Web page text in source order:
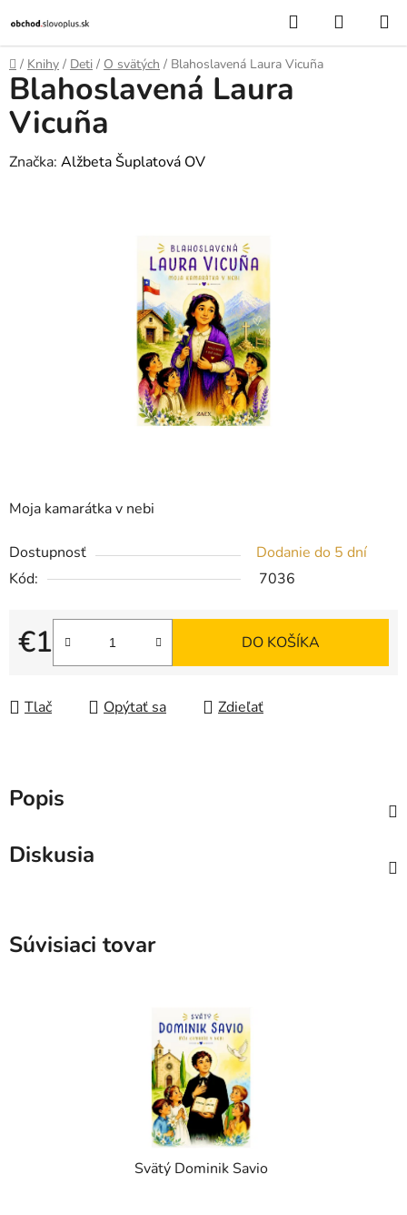
na
obsah
Hľadať
KOŠÍK
Domov
/ Knihy / Deti / O svätých / Blahoslavená Laura Vicuña
Moja kamarátka v nebi
Dostupnosť
Dodanie do 5 dní
Kód:
7036
€1
Jednotková cena:
DO KOŠÍKA
Tlač Opýtať sa Zdieľať
Blahoslavená Laura
Vicuña
Značka: Alžbeta Šuplatová OV
Popis
Diskusia
Súvisiaci tovar
Svätý Dominik Savio